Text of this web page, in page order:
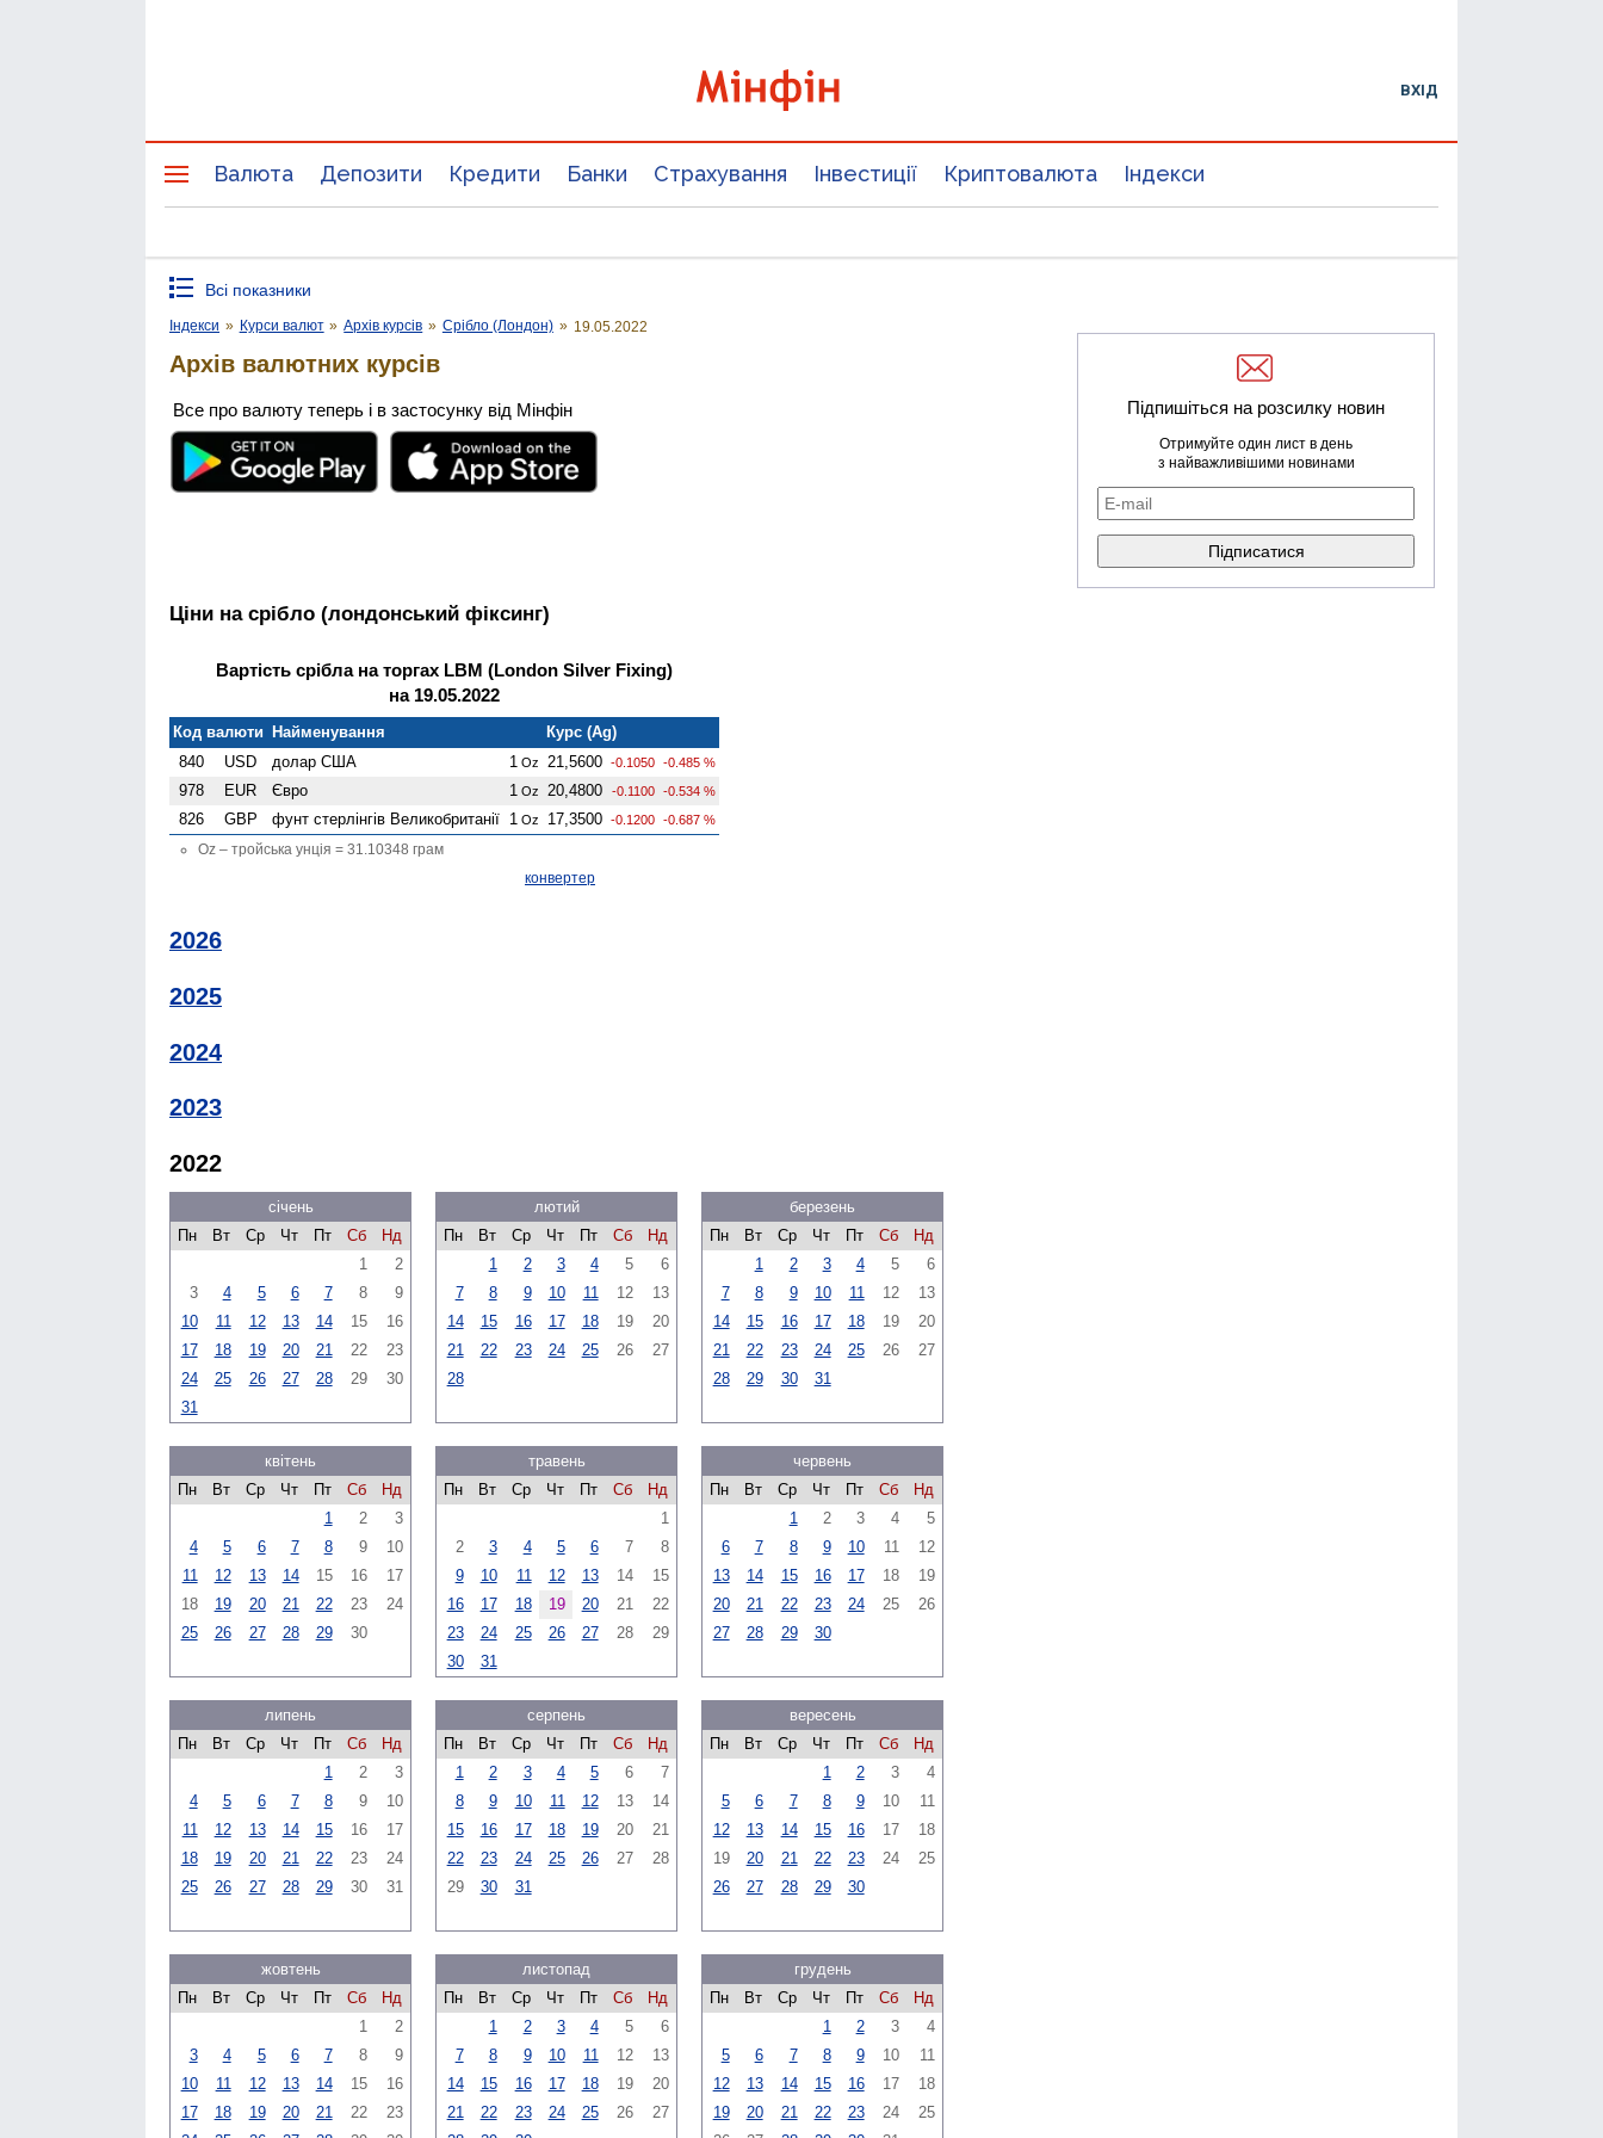
ВХІД
Валюта Депозити Кредити Банки Страхування Інвестиції Криптовалюта Індекси
Всі показники
Індекси » Курси валют » Архів курсів » Срібло (Лондон) » 19.05.2022
Архів валютних курсів
Все про валюту теперь і в застосунку від Мінфін
Ціни на срібло (лондонський фіксинг)
Вартість срібла на торгах LBM (London Silver Fixing)
на 19.05.2022
Код валюти Найменування
Курс (Ag)
840
USD долар США 1 Oz 21,5600 -0.1050 -0.485 %
978 EUR Євро 1 Oz 20,4800 -0.1100 -0.534 %
826 GBP фунт стерлінгів Велико­британії 1 Oz 17,3500 -0.1200 -0.687 %
Oz – тройська унція = 31.10348 грам
конвертер
2026
2025
2024
2023
2022
січень
Пн
Вт Ср Чт Пт Сб
Нд
1
2
3
4 5 6 7 8
9
10
11 12 13 14 15
16
17
18 19 20 21 22
23
24
25 26 27 28 29
30
31
лютий
Пн
Вт Ср Чт Пт Сб
Нд
1
2 3 4 5
6
7
8 9 10 11 12
13
14
15 16 17 18 19
20
21
22 23 24 25 26
27
28
березень
Пн
Вт Ср Чт Пт Сб
Нд
1
2 3 4 5
6
7
8 9 10 11 12
13
14
15 16 17 18 19
20
21
22 23 24 25 26
27
28
29 30 31
квітень
Пн
Вт Ср Чт Пт Сб
Нд
1
2
3
4
5 6 7 8 9
10
11
12 13 14 15 16
17
18
19 20 21 22 23
24
25
26 27 28 29 30
травень
Пн
Вт Ср Чт Пт Сб
Нд
1
2
3 4 5 6 7
8
9
10 11 12 13 14
15
16
17 18 19 20 21
22
23
24 25 26 27 28
29
30
31
червень
Пн
Вт Ср Чт Пт Сб
Нд
1
2 3 4
5
6
7 8 9 10 11
12
13
14 15 16 17 18
19
20
21 22 23 24 25
26
27
28 29 30
липень
Пн
Вт Ср Чт Пт Сб
Нд
1
2
3
4
5 6 7 8 9
10
11
12 13 14 15 16
17
18
19 20 21 22 23
24
25
26 27 28 29 30 31
серпень
Пн
Вт Ср Чт Пт Сб
Нд
1
2 3 4 5 6
7
8
9 10 11 12 13
14
15
16 17 18 19 20
21
22
23 24 25 26 27
28
29
30 31
вересень
Пн
Вт Ср Чт Пт Сб
Нд
1
2 3
4
5
6 7 8 9 10
11
12
13 14 15 16 17
18
19
20 21 22 23 24
25
26
27 28 29 30
жовтень
Пн
Вт Ср Чт Пт Сб
Нд
1
2
3
4 5 6 7 8
9
10
11 12 13 14 15
16
17
18 19 20 21 22
23
листопад
Пн
Вт Ср Чт Пт Сб
Нд
1
2 3 4 5
6
7
8 9 10 11 12
13
14
15 16 17 18 19
20
21
22 23 24 25 26
27
грудень
Пн
Вт Ср Чт Пт Сб
Нд
1
2 3
4
5
6 7 8 9 10
11
12
13 14 15 16 17
18
19
20 21 22 23 24
25
Підпишіться на розсилку новин
Отримуйте один лист в день
з найважливішими новинами